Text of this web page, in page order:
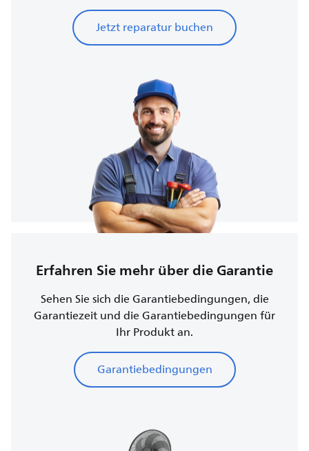
Jetzt reparatur buchen
Erfahren Sie mehr über die Garantie
Sehen Sie sich die Garantiebedingungen, die
Garantiezeit und die Garantiebedingungen für
Ihr Produkt an.
Garantiebedingungen